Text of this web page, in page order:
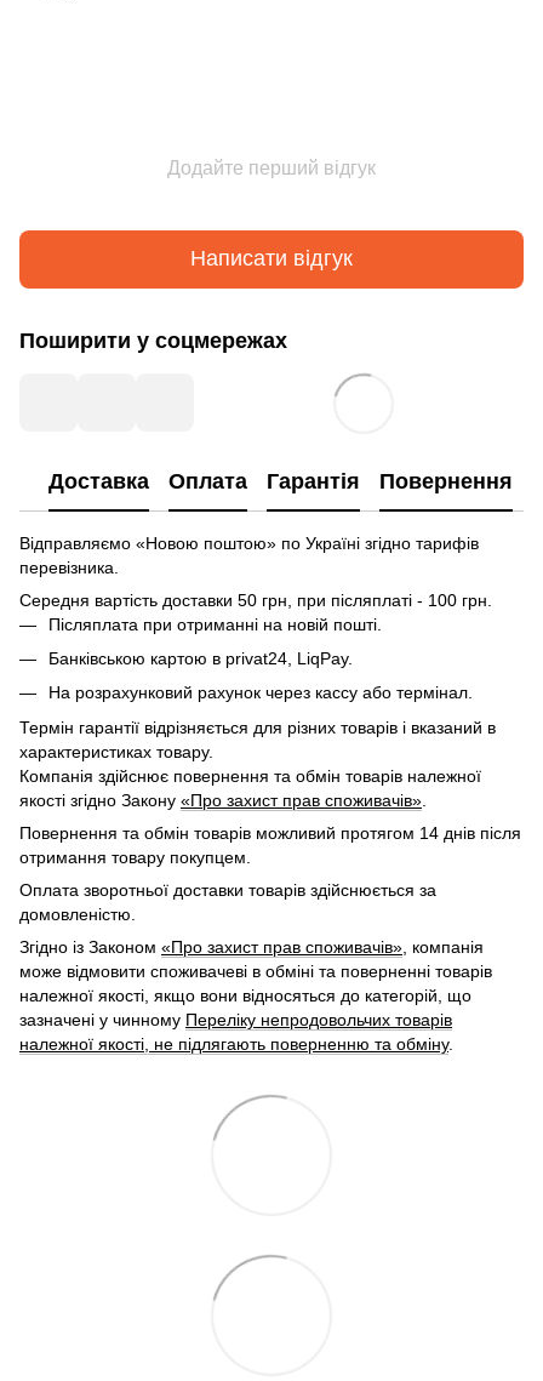
Додайте перший відгук
Написати відгук
Поширити у соцмережах
Доставка Оплата Гарантія Повернення
Відправляємо «Новою поштою» по Україні згідно тарифів
перевізника.
Середня вартість доставки 50 грн, при післяплаті - 100 грн.
Післяплата при отриманні на новій пошті.
Банківською картою в privat24, LiqPay.
На розрахунковий рахунок через кассу або термінал.
Термін гарантії відрізняється для різних товарів і вказаний в
характеристиках товару.
Компанія здійснює повернення та обмін товарів належної
якості згідно Закону «Про захист прав споживачів»
Повернення та обмін товарів можливий протягом 14 днів після
отримання товару покупцем.
Оплата зворотньої доставки товарів здійснюється за
домовленістю.
Згідно із Законом «Про захист прав споживачів» , компанія
може відмовити споживачеві в обміні та поверненні товарів
належної якості, якщо вони відносяться до категорій, що
зазначені у чинному Переліку непродовольчих товарів
належної якості, не підлягають поверненню та обміну.